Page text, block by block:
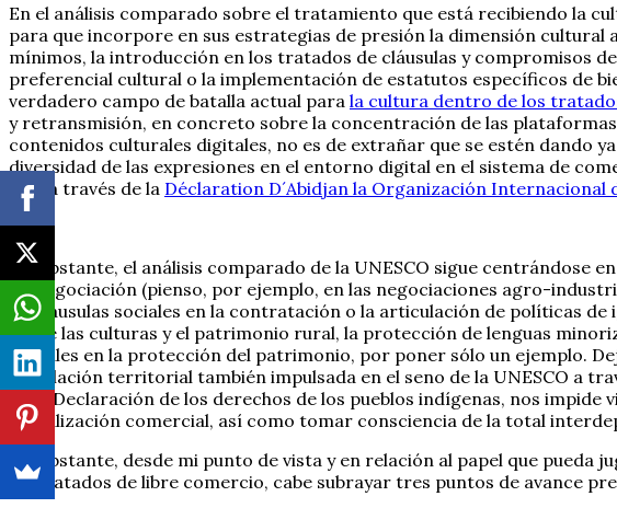
En el análisis comparado sobre el tratamiento que está recibiendo la
para que incorpore en sus estrategias de presión la dimensión
mínimos, la introducción en los tratados de cláusulas y compromisos
preferencial cultural o la implementación de estatutos específicos de
verdadero campo de batalla actual para la cultura dentro de los
y retransmisión, en concreto sobre la concentración de las
contenidos culturales digitales, no es de extrañar que se estén dando
diversidad de las expresiones en el entorno digital en el sistema de
julio a través de la Déclaration D´Abidjan la Organización Internacional
No obstante, el análisis comparado de la UNESCO sigue centrándose
de negociación (pienso, por ejemplo, en las negociaciones agro-
de cláusulas sociales en la contratación o la articulación de políticas
sobre las culturas y el patrimonio rural, la protección de lenguas
actuales en la protección del patrimonio, por poner sólo un ejemplo.
vinculación territorial también impulsada en el seno de la UNESCO a
de la Declaración de los derechos de los pueblos indígenas, nos
liberalización comercial, así como tomar consciencia de la total
No obstante, desde mi punto de vista y en relación al papel que
los tratados de libre comercio, cabe subrayar tres puntos de avance